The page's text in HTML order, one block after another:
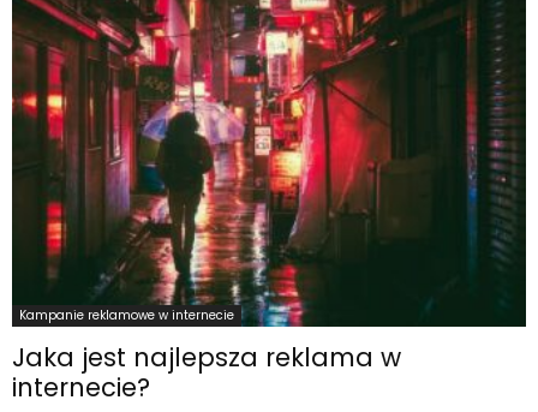
Kampanie reklamowe w internecie
Jaka jest najlepsza reklama w
internecie?